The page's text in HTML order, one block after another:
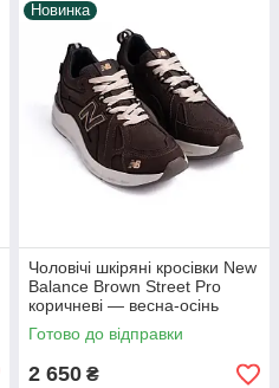
Новинка
Чоловічі шкіряні кросівки New
Balance Brown Street Pro
коричневі — весна-осінь
Готово до відправки
2 650 ₴